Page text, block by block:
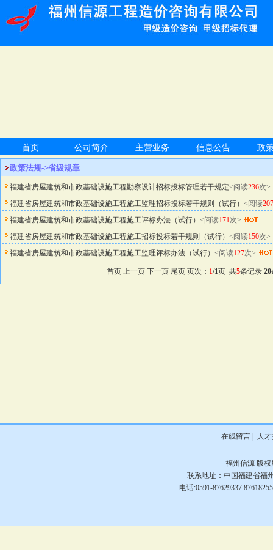
首页 公司简介 主营业务 信息公告 政
政策法规->省级规章
福建省房屋建筑和市政基础设施工程勘察设计招标投标管理若干规定<阅读236次>
福建省房屋建筑和市政基础设施工程施工监理招标投标若干规则（试行） <阅读207
福建省房屋建筑和市政基础设施工程施工评标办法（试行） <阅读171次>
福建省房屋建筑和市政基础设施工程施工招标投标若干规则（试行） <阅读150次>
福建省房屋建筑和市政基础设施工程施工监理评标办法（试行） <阅读127次>
首页 上一页 下一页 尾页 页次： 1/1页 共5条记录 20
在线留言| 人
福州信源 版权
联系地址：中国福建省福
电话:0591-87629337